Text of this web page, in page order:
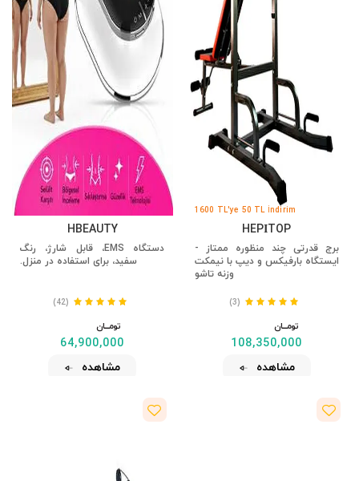
1600 TL'ye 50 TL İndirim
HEPİTOP
برج قدرتی چند منظوره ممتاز -
ایستگاه بارفیکس و دیپ با نیمکت
وزنه تاشو
(3)
تومــــــان
108,350,000
مشاهده
HBEAUTY
دستگاه EMS، قابل شارژ، رنگ
سفید، برای استفاده در منزل.
(42)
تومــــــان
64,900,000
مشاهده